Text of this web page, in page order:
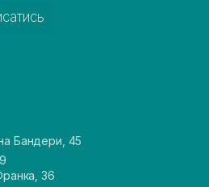
Бандери, 45
36